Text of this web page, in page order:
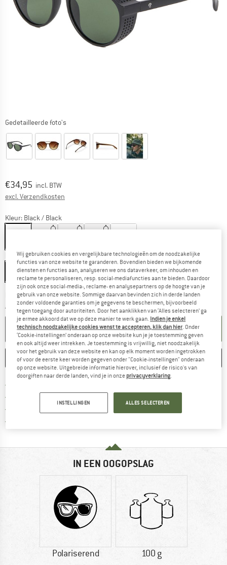
Gedetailleerde foto's
Prijs:
€34,95 incl. BTW
excl. Verzendkosten
Kleur: Black / Black
Maat:M
M
Levertijd: 3-5 werkdagenDe link wordt geopend in een infovak en bevat
Aantal:
IN DE WINKELMAND
ONTHOUDEN VERGELIJKEN
100 dagen bedenktijd Vind de betalingsinformatie hier!
IN EEN OOGOPSLAG
Polariserend 100 g
Wij gebruiken cookies en vergelijkbare technologieën om de noodzakelijke
functies van onze website te garanderen. Bovendien bieden we bijkomende
diensten en functies aan, analyseren we ons dataverkeer, om inhouden en
reclame te personaliseren, resp. social-mediafuncties aan te bieden. Daardoor
zijn ook onze social-media-, reclame- en analysepartners op de hoogte van je
gebruik van onze website. Sommige daarvan bevinden zich in derde landen
zonder voldoende garanties om je gegevens te beschermen, bijvoorbeeld
tegen toegang door autoriteiten. Door het aanklikken van ‘Alles selecteren’ ga
je ermee akkoord dat we op deze manier te werk gaan. Indien je enkel
technisch noodzakelijke cookies wenst te accepteren, klik dan hier. Onder
‘Cookie-instellingen’ onderaan op onze website kun je je toestemming geven
en ook altijd weer intrekken. Je toestemming is vrijwillig, niet noodzakelijk
voor het gebruik van deze website en kan op elk moment worden ingetrokken
of voor de eerste keer worden gegeven onder "Cookie-instellingen" onderaan
op onze website. Uitgebreide informatie hierover, inclusief de risico's van
doorgiften naar derde landen, vind je in onze privacyverklaring.
INSTELLINGEN ALLES SELECTEREN